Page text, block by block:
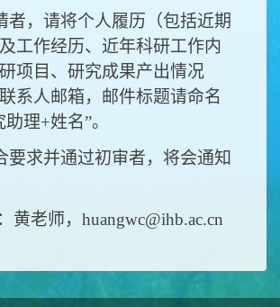
，请将个人履历（包括近期
工作经历、近年科研工作内
项目、研究成果产出情况
系人邮箱，邮件标题请命名
理+姓名”。
求并通过初审者，将会通知
老师，huangwc@ihb.ac.cn